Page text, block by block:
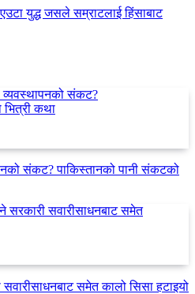
युद्ध जसले सम्राटलाई हिंसाबाट
संकट? पाकिस्तानको पानी संकटको
समेत कालो सिसा हटाइयो